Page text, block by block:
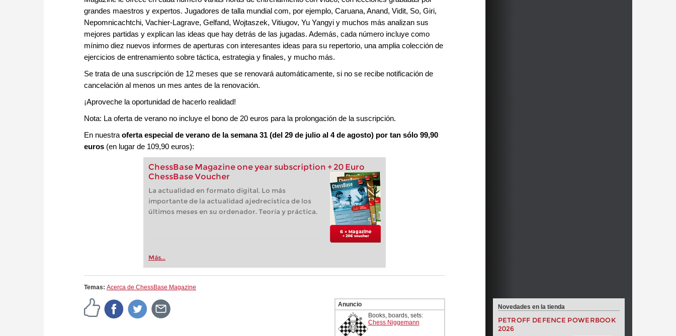
grandes maestros y expertos. Jugadores de talla mundial com, por ejemplo, Caruana, Anand, Vidit, So, Giri,
Nepomnicachtchi, Vachier-Lagrave, Gelfand, Wojtaszek, Vitiugov, Yu Yangyi y muchos más analizan sus
mejores partidas y explican las ideas que hay detrás de las jugadas. Además, cada número incluye como
mínimo diez nuevos informes de aperturas con interesantes ideas para su repertorio, una amplia colección de
ejercicios de entrenamiento sobre táctica, estrategia y finales, y mucho más.
Se trata de una suscripción de 12 meses que se renovará automáticamente, si no se recibe notificación de
cancelación al menos un mes antes de la renovación.
¡Aproveche la oportunidad de hacerlo realidad!
Nota: La oferta de verano no incluye el bono de 20 euros para la prolongación de la suscripción.
En nuestra oferta especial de verano de la semana 31 (del 29 de julio al 4 de agosto) por tan sólo 99,90
euros (en lugar de 109,90 euros):
ChessBase Magazine one year subscription + 20 Euro
ChessBase Voucher
La actualidad en formato digital. Lo más
importante de la actualidad ajedrecistica de los
últimos meses en su ordenador. Teoría y práctica.
Más...
Temas: Acerca de ChessBase Magazine
Anuncio
Books, boards, sets:
Chess Niggemann
Novedades en la tienda
PETROFF DEFENCE POWERBOOK
2026